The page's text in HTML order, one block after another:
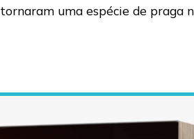
uma espécie de praga